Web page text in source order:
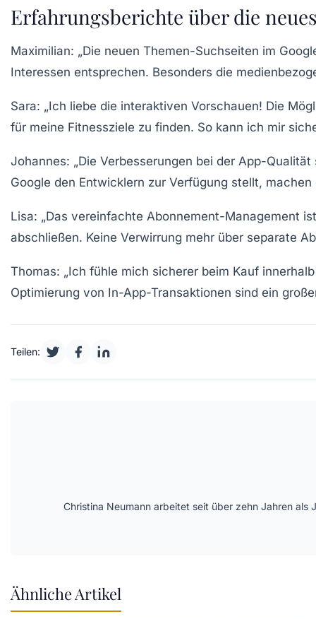
Erfahrungsberichte über die
Maximilian: „Die neuen Themen-Suchseiten im
Interessen entsprechen. Besonders die
Sara: „Ich liebe die interaktiven Vorschauen! Die
für meine Fitnessziele zu finden. So kann ich mir
Johannes: „Die Verbesserungen bei der App-Qualität
Google den Entwicklern zur Verfügung stellt,
Lisa: „Das vereinfachte Abonnement-Management
abschließen. Keine Verwirrung mehr über separate
Thomas: „Ich fühle mich sicherer beim Kauf
Optimierung von In-App-Transaktionen sind ein
Teilen:
Christina Neumann arbeitet seit über zehn Jahren als
Ähnliche Artikel